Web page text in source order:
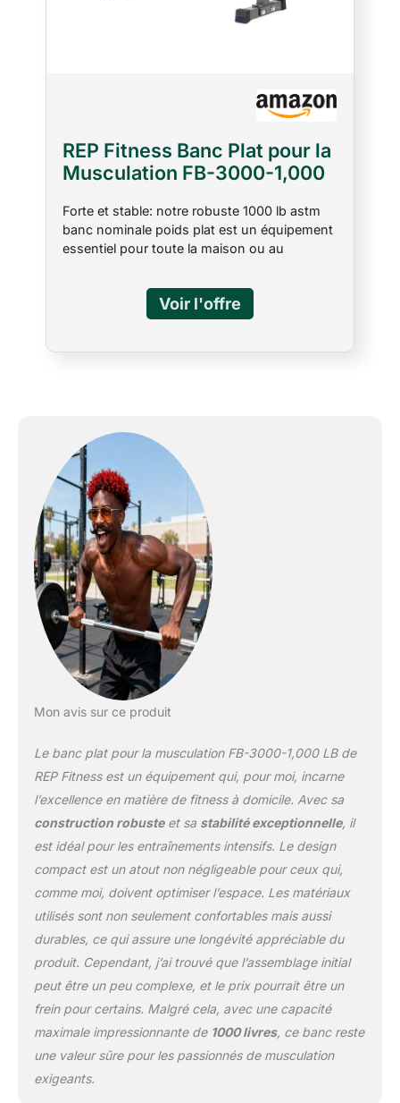
REP Fitness Banc Plat pour la
Musculation FB-3000-1,000
Forte et stable: notre robuste 1000 lb astm
banc nominale poids plat est un équipement
essentiel pour toute la maison ou au
utilisé avec des haltères, machines smith,
des cages ou des supports électriques.
support idéal pour le levage: le pad mesure
supérieure du tampon est de 17,5 à partir du
sol. Matériaux de qualité: notre banc plat est
construit à partir 11 acier de calibre avec une
couche de base de contreplaqué épais (pas
de panneaux de particules comme nos
concurrents), noyau en mousse dense, et
une couche supérieure souple pour le
mélange parfait de soutien et de confort où
vous en avez besoin. Facile à nettoyer et à
ranger: à 45 livres, vous pouvez vous
déplacer facilement dans votre salle de gym
ou le stocker hors de la voie lorsqu'ils ne
sont pas en cours d'utilisation. Le pad est
recouvert d'ultra-résistant, vinyle durable qui
se nettoie rapidement et facilement.
Dimensions: 47x12x17.5 pouces
Mon avis sur ce produit
Le banc plat pour la musculation FB-3000-1,000 LB de
REP Fitness est un équipement qui, pour moi, incarne
l’excellence en matière de fitness à domicile. Avec sa
construction robusteet sa stabilité exceptionnelle, il
est idéal pour les entraînements intensifs. Le design
compact est un atout non négligeable pour ceux qui,
comme moi, doivent optimiser l’espace. Les matériaux
utilisés sont non seulement confortables mais aussi
durables, ce qui assure une longévité appréciable du
produit. Cependant, j’ai trouvé que l’assemblage initial
peut être un peu complexe, et le prix pourrait être un
frein pour certains. Malgré cela, avec une capacité
maximale impressionnante de 1000 livres, ce banc reste
une valeur sûre pour les passionnés de musculation
exigeants.